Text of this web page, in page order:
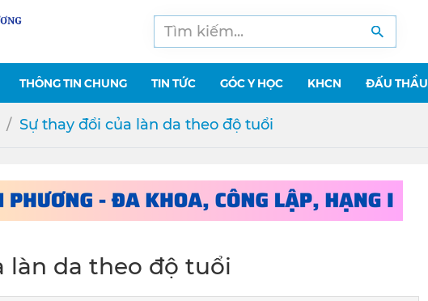
THÔNG TIN CHUNG TIN TỨC GÓC Y HỌC KHCN ĐẤU THẦU
Sự thay đổi của làn da theo độ tuổi
làn da theo độ tuổi